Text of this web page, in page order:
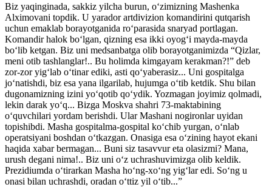
Biz yaqinginada, sakkiz yilcha burun, o‘zimizning Mashenka
Alximovani topdik. U yarador artdivizion komandirini qutqarish
uchun emaklab borayotganida ro‘parasida snaryad portlagan.
Komandir halok bo‘lgan, qizning esa ikki oyog‘i mayda-mayda
bo‘lib ketgan. Biz uni medsanbatga olib borayotganimizda “Qizlar,
meni otib tashlanglar!.. Bu holimda kimgayam kerakman?!” deb
zor-zor yig‘lab o‘tinar ediki, asti qo‘yaberasiz... Uni gospitalga
jo‘natishdi, biz esa yana ilgarilab, hujumga o‘tib ketdik. Shu bilan
dugonamizning izini yo‘qotib qo‘ydik. Yozmagan joyimiz qolmadi,
lekin darak yo‘q... Bizga Moskva shahri 73-maktabining
o‘quvchilari yordam berishdi. Ular Mashani nogironlar uyidan
topishibdi. Masha gospitalma-gospital ko‘chib yurgan, o‘nlab
operatsiyani boshdan o‘tkazgan. Onasiga esa o‘zining hayot ekani
haqida xabar bermagan... Buni siz tasavvur eta olasizmi? Mana,
urush degani nima!.. Biz uni o‘z uchrashuvimizga olib keldik.
Prezidiumda o‘tirarkan Masha ho‘ng-xo‘ng yig‘lar edi. So‘ng u
onasi bilan uchrashdi, oradan o‘ttiz yil o‘tib...”